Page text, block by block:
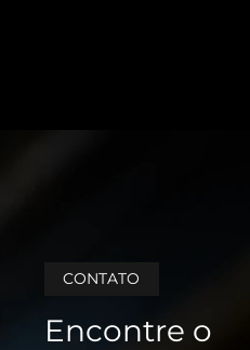
CONTATO
Encontre o